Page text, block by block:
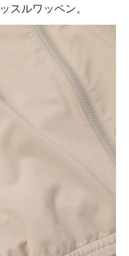
スルワッペン。